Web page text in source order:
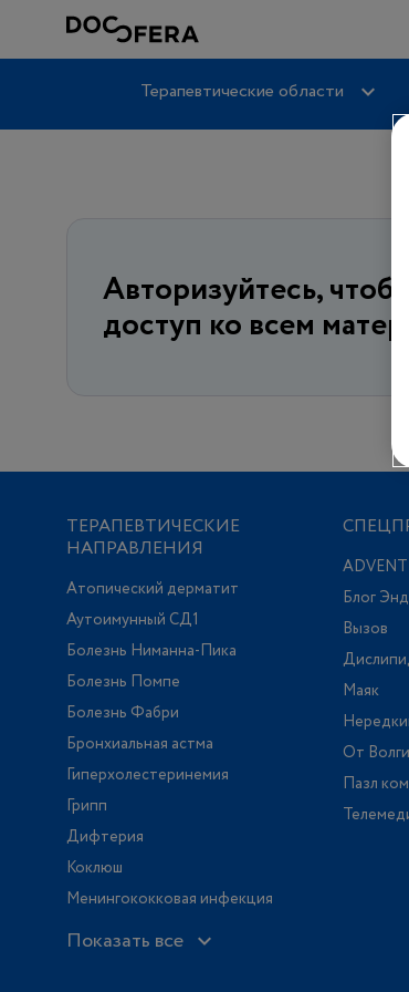
Терапевтические области
Авторизуйтесь,
доступ ко всем
ТЕРАПЕВТИЧЕСКИЕ
НАПРАВЛЕНИЯ
Атопический дерматит
Аутоимунный СД1
Болезнь Ниманна-Пика
Болезнь Помпе
Болезнь Фабри
Бронхиальная астма
Гиперхолестеринемия
Грипп
Дифтерия
Коклюш
Менингококковая инфекция
Показать все
ADVENT
Блог
Вызов
Маяк
От
Пазл